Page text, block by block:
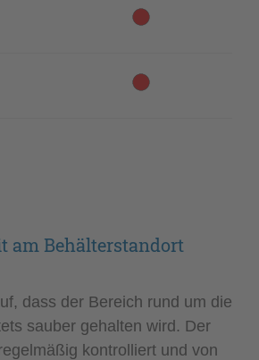
am Behälterstandort
dass der Bereich rund um die
sauber gehalten wird. Der
kontrolliert und von